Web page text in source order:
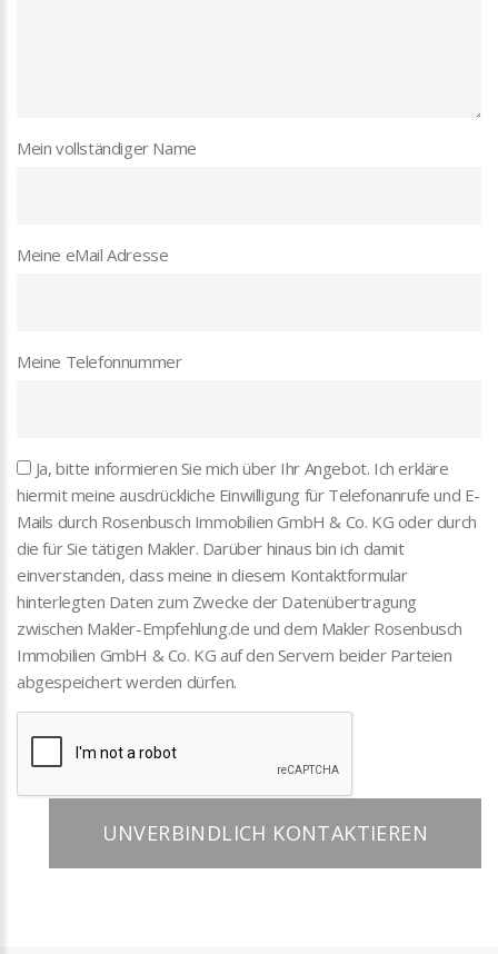
Mein vollständiger Name
Meine eMail Adresse
Meine Telefonnummer
Ja, bitte informieren Sie mich über Ihr Angebot. Ich erkläre
hiermit meine ausdrückliche Einwilligung für Telefonanrufe und E-
Mails durch Rosenbusch Immobilien GmbH & Co. KG oder durch
die für Sie tätigen Makler. Darüber hinaus bin ich damit
einverstanden, dass meine in diesem Kontaktformular
hinterlegten Daten zum Zwecke der Datenübertragung
zwischen Makler-Empfehlung.de und dem Makler Rosenbusch
Immobilien GmbH & Co. KG auf den Servern beider Parteien
abgespeichert werden dürfen.
UNVERBINDLICH KONTAKTIEREN